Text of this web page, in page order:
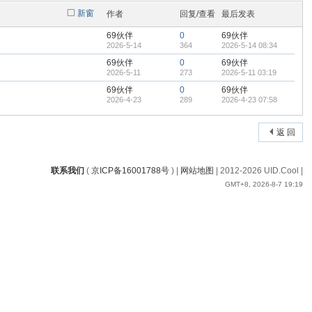
新窗 作者 回复/查看 最后发表
69伙伴
2026-5-14
0
364
69伙伴
2026-5-14 08:34
69伙伴
2026-5-11
0
273
69伙伴
2026-5-11 03:19
69伙伴
2026-4-23
0
289
69伙伴
2026-4-23 07:58
返 回
联系我们 ( 京ICP备16001788号) | 网站地图 | 2012-2026 UID.Cool |
GMT+8, 2026-8-7 19:19